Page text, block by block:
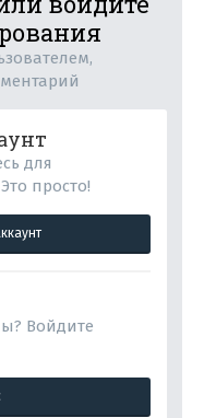
для
просто!
Войдите